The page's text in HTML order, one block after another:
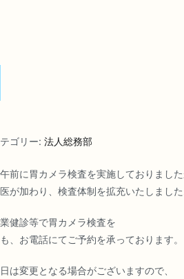
ゴリー: 法人総務部
前に胃カメラ検査を実施しておりました
が加わり、検査体制を拡充いたしました
健診等で胃カメラ検査を
、お電話にてご予約を承っております。
は変更となる場合がございますので、